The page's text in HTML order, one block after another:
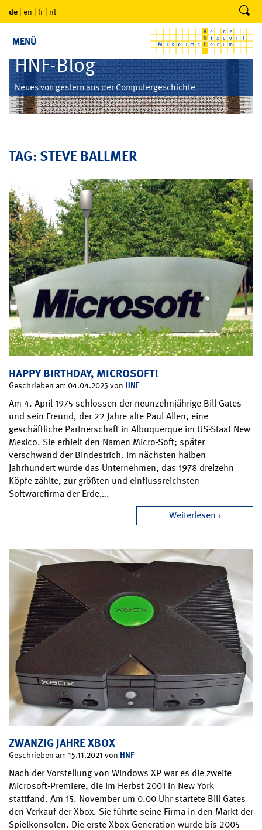
de | en | fr | nl
MENÜ
HNF-Blog
Neues von gestern aus der Computergeschichte
TAG: STEVE BALLMER
HAPPY BIRTHDAY, MICROSOFT!
Geschrieben am 04.04.2025 von HNF
Am 4. April 1975 schlossen der neunzehnjährige Bill Gates
und sein Freund, der 22 Jahre alte Paul Allen, eine
geschäftliche Partnerschaft in Albuquerque im US-Staat New
Mexico. Sie erhielt den Namen Micro-Soft; später
verschwand der Bindestrich. Im nächsten halben
Jahrhundert wurde das Unternehmen, das 1978 dreizehn
Köpfe zählte, zur größten und einflussreichsten
Softwarefirma der Erde….
Weiterlesen
ZWANZIG JAHRE XBOX
Geschrieben am 15.11.2021 von HNF
Nach der Vorstellung von Windows XP war es die zweite
Microsoft-Premiere, die im Herbst 2001 in New York
stattfand. Am 15. November um 0.00 Uhr startete Bill Gates
den Verkauf der Xbox. Sie führte seine Firma in den Markt der
Spielkonsolen. Die erste Xbox-Generation wurde bis 2005